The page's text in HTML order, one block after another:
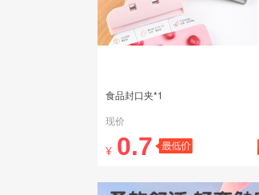
食品封口夹*1
现价
¥ 0.7